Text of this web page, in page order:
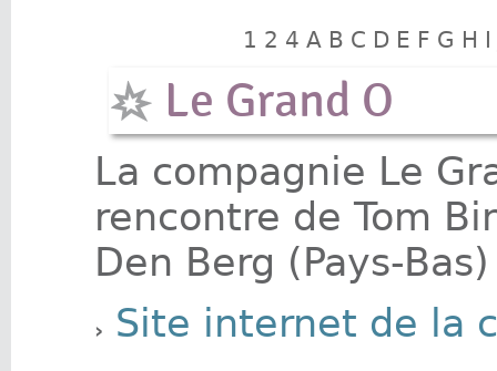
1 2 4 A B C D E F G H
Le Grand O
La compagnie Le
rencontre de Tom
Den Berg (Pays-
Site internet de la